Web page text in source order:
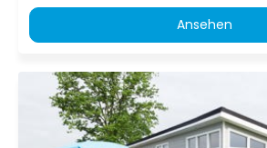
Ansehen